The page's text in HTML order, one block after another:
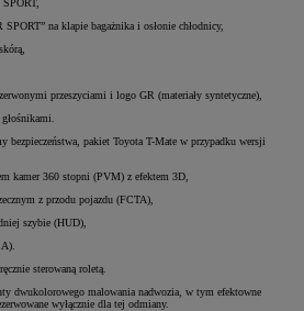
na klapie bagażnika i osłonie chłodnicy,
przeszyciami i logo GR (materiały syntetyczne),
bezpieczeństwa, pakiet Toyota T-Mate w przypadku wersji
kamer 360 stopni (PVM) z efektem 3D,
z przodu pojazdu (FCTA),
szybie (HUD),
sterowaną roletą.
dwukolorowego malowania nadwozia, w tym efektowne
wyłącznie dla tej odmiany.